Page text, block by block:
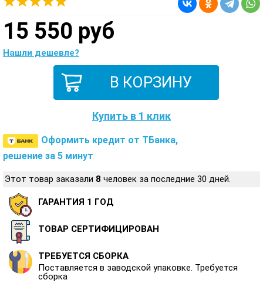
15 550 руб
Нашли дешевле?
Купить в 1 клик
Оформить кредит от ТБанка,
решение за 5 минут
Этот товар заказали 8 человек за последние 30 дней.
ГАРАНТИЯ 1 ГОД
ТОВАР СЕРТИФИЦИРОВАН
ТРЕБУЕТСЯ СБОРКА
Поставляется в заводской упаковке. Требуется
сборка